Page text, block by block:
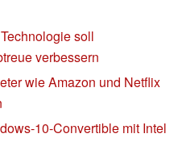
soll
verbessern
wie Amazon und Netflix
10-Convertible mit Intel